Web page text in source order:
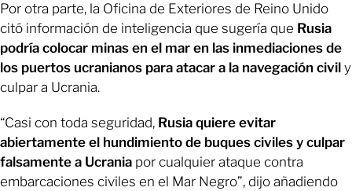
Por otra parte, la Oficina de Exteriores de Reino Unido
citó información de inteligencia que sugería que Rusia
podría colocar minas en el mar en las inmediaciones de
los puertos ucranianos para atacar a la navegación civil y
culpar a Ucrania.
“Casi con toda seguridad, Rusia quiere evitar
abiertamente el hundimiento de buques civiles y culpar
falsamente a Ucrania por cualquier ataque contra
embarcaciones civiles en el Mar Negro”, dijo añadiendo